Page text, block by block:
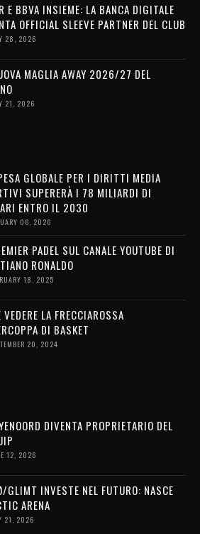
E BBVA INSIEME: LA BANCA DIGITALE
OFFICIAL SLEEVE PARTNER DEL CLUB
28, 2026
MAGLIA AWAY 2026/27 DEL
21, 2026
GLOBALE PER I DIRITTI MEDIA
SUPERERÀ I 78 MILIARDI DI
ENTRO IL 2030
06, 2026
PADEL SUL CANALE YOUTUBE DI
RONALDO
18, 2025
VEDERE LA FRECCIAROSSA
DI BASKET
20, 2024
DIVENTA PROPRIETARIO DEL
12, 2026
GLIMT INVESTE NEL FUTURO: NASCE
ARENA
21, 2026